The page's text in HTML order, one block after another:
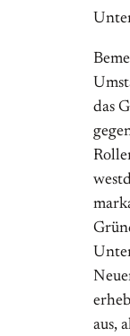
das
aus,